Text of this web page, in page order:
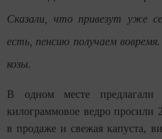
Сказали, что привезут уже
есть, пенсию получаем
козы.
В одном месте
килограммовое ведро просили
в продаже и свежая капуста,